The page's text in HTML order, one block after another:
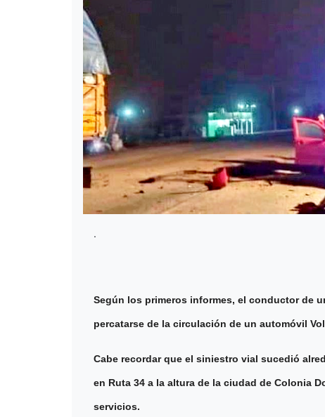
.
Según los primeros informes, el conductor de
percatarse de la circulación de un automóvil
Cabe recordar que el siniestro vial sucedió
en Ruta 34 a la altura de la ciudad de Colonia
servicios.